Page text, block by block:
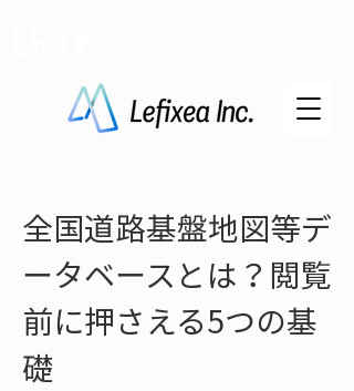
全国道路基盤地図等デ
ータベースとは？閲覧
前に押さえる5つの基
礎